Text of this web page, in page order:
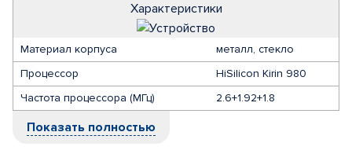
Характеристики
Материал корпуса
металл, стекло
Процессор
HiSilicon Kirin 980
Частота процессора (МГц)
2.6+1.92+1.8
Показать полностью